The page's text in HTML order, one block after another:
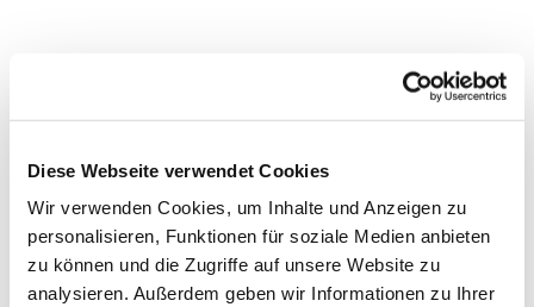
Diese Webseite verwendet Cookies
Wir verwenden Cookies, um Inhalte und Anzeigen zu
personalisieren, Funktionen für soziale Medien anbieten
zu können und die Zugriffe auf unsere Website zu
analysieren. Außerdem geben wir Informationen zu Ihrer